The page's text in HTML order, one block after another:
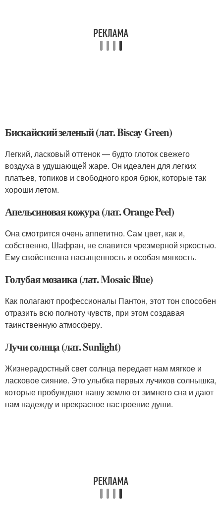
Бискайский зеленый (лат. Biscay Green)
Легкий, ласковый оттенок — будто глоток свежего
воздуха в удушающей жаре. Он идеален для легких
платьев, топиков и свободного кроя брюк, которые так
хороши летом.
Апельсиновая кожура (лат. Orange Peel)
Она смотрится очень аппетитно. Сам цвет, как и,
собственно, Шафран, не славится чрезмерной яркостью.
Ему свойственна насыщенность и особая мягкость.
Голубая мозаика (лат. Mosaic Blue)
Как полагают профессионалы Пантон, этот тон способен
отразить всю полноту чувств, при этом создавая
таинственную атмосферу.
Лучи солнца (лат. Sunlight)
Жизнерадостный свет солнца передает нам мягкое и
ласковое сияние. Это улыбка первых лучиков солнышка,
которые пробуждают нашу землю от зимнего сна и дают
нам надежду и прекрасное настроение души.